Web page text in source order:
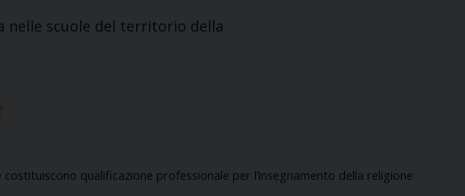
nelle scuole del territorio della
qualificazione professionale per l’insegnamento della religione